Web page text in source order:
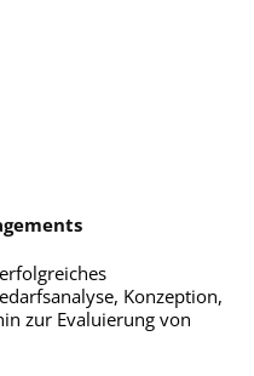
Konzeption,
zur Evaluierung von